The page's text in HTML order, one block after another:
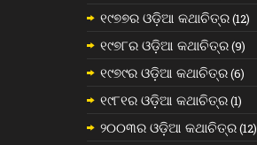
୧୯୭୭ର ଓଡ଼ିଆ କଥାଚିତ୍ର(12)
୧୯୭୮ର ଓଡ଼ିଆ କଥାଚିତ୍ର(9)
୧୯୭୯ର ଓଡ଼ିଆ କଥାଚିତ୍ର(6)
୧୯୮୧ର ଓଡ଼ିଆ କଥାଚିତ୍ର(1)
୨୦୦୩ର ଓଡ଼ିଆ କଥାଚିତ୍ର(12)